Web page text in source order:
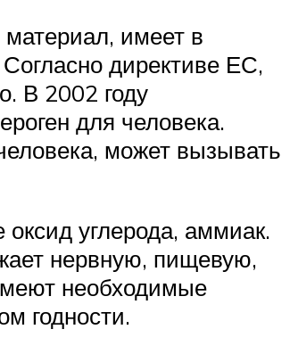
имеет в
директиве ЕС,
В 2002 году
для человека.
может вызывать
углерода, аммиак.
нервную, пищевую,
необходимые
годности.